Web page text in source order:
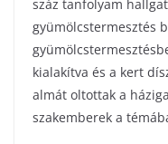
száz tanfolyam
gyümölcstermesztés
kialakítva és a kert
almát oltottak a
szakemberek a